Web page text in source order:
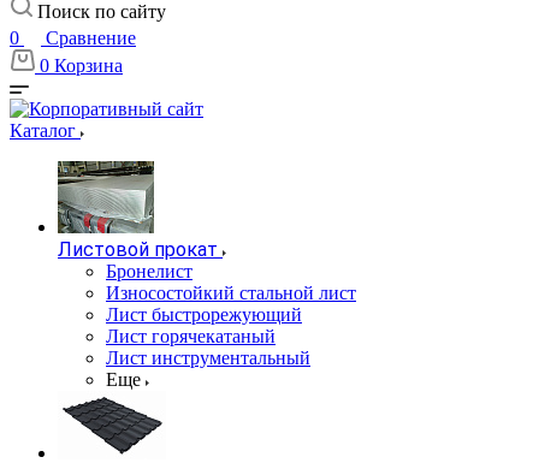
Поиск по сайту
0
Сравнение
0 Корзина
Каталог
Листовой прокат
Бронелист
Износостойкий стальной лист
Лист быстрорежующий
Лист горячекатаный
Лист инструментальный
Еще